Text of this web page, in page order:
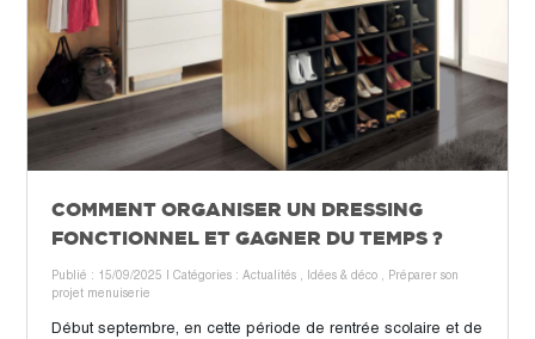
COMMENT ORGANISER UN DRESSING
FONCTIONNEL ET GAGNER DU TEMPS ?
Publié : 15/09/2025 | Catégories : Actualités Idées & déco
Préparer son
projet menuiserie
Début septembre, en cette période de rentrée scolaire et de